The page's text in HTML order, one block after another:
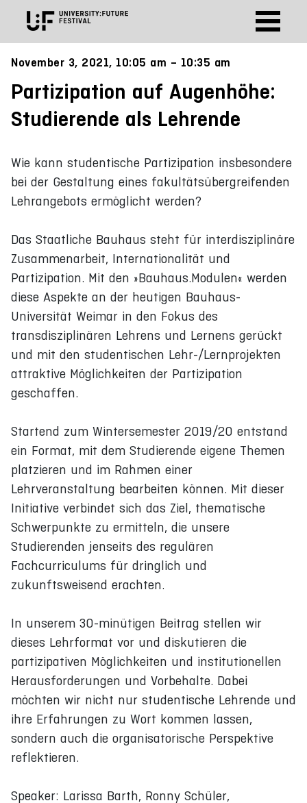
November 3, 2021, 10:05 am – 10:35 am
Partizipation auf Augenhöhe:
Studierende als Lehrende
Wie kann studentische Partizipation insbesondere
bei der Gestaltung eines fakultätsübergreifenden
Lehrangebots ermöglicht werden?
Das Staatliche Bauhaus steht für interdisziplinäre
Zusammenarbeit, Internationalität und
Partizipation. Mit den »Bauhaus.Modulen« werden
diese Aspekte an der heutigen Bauhaus-
Universität Weimar in den Fokus des
transdisziplinären Lehrens und Lernens gerückt
und mit den studentischen Lehr-/Lernprojekten
attraktive Möglichkeiten der Partizipation
geschaffen.
Startend zum Wintersemester 2019/20 entstand
ein Format, mit dem Studierende eigene Themen
platzieren und im Rahmen einer
Lehrveranstaltung bearbeiten können. Mit dieser
Initiative verbindet sich das Ziel, thematische
Schwerpunkte zu ermitteln, die unsere
Studierenden jenseits des regulären
Fachcurriculums für dringlich und
zukunftsweisend erachten.
In unserem 30-minütigen Beitrag stellen wir
dieses Lehrformat vor und diskutieren die
partizipativen Möglichkeiten und institutionellen
Herausforderungen und Vorbehalte. Dabei
möchten wir nicht nur studentische Lehrende und
ihre Erfahrungen zu Wort kommen lassen,
sondern auch die organisatorische Perspektive
reflektieren.
Speaker: Larissa Barth, Ronny Schüler,